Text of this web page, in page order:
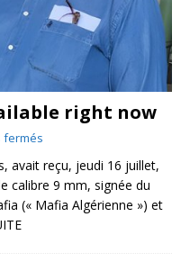
right now
fermés
avait reçu, jeudi 16 juillet,
calibre 9 mm, signée du
(« Mafia Algérienne ») et